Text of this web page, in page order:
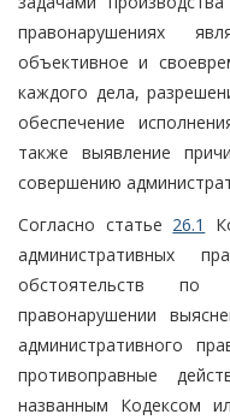
правонарушениях
объективное и
каждого дела,
обеспечение
также выявление
совершению
Согласно статье 26.1
административных
обстоятельств по
правонарушении
административного
противоправные
названным Кодексом